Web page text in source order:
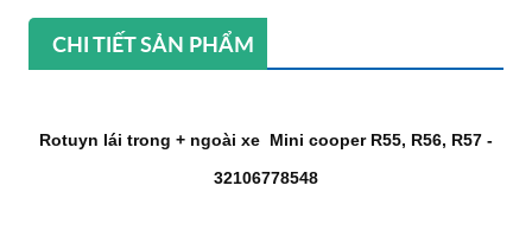
CHI TIẾT SẢN PHẨM
Rotuyn lái trong + ngoài xe Mini cooper R55, R56, R57 -
32106778548